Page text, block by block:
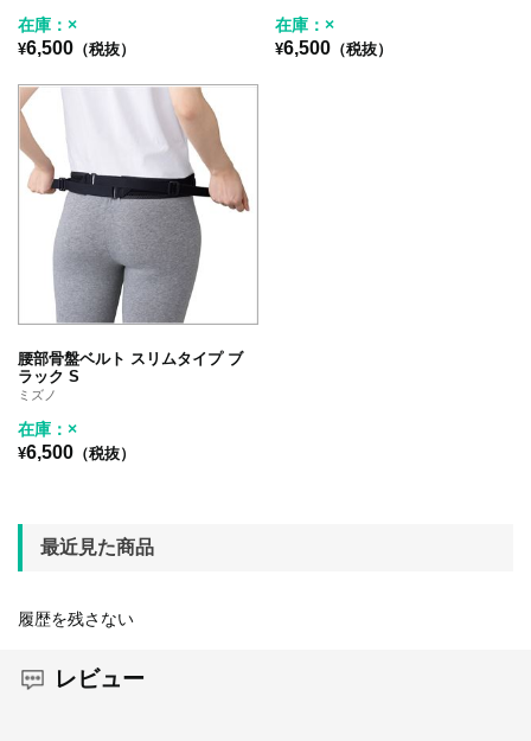
在庫：×
¥6,500 （税抜）
在庫：×
¥6,500 （税抜）
腰部骨盤ベルト スリムタイプ ブ
ラック S
ミズノ
在庫：×
¥6,500 （税抜）
最近見た商品
履歴を残さない
レビュー